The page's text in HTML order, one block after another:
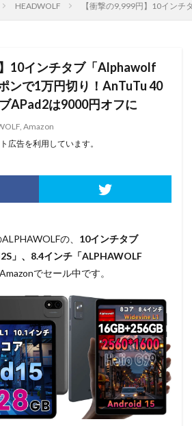
HEADWOLF 【衝撃の9,999円】10インチ
】10インチタブ「Alphawolf
ンで1万円切り！AnTuTu 40
APad2は9000円オフに
, Amazon
広告を利用しています。
の、 10インチタブ
」、8.4インチ「ALPHAWOLF
でセール中です。